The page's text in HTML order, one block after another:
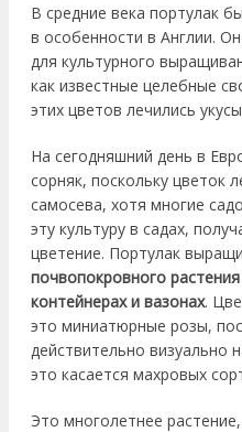
В средние века портулак
в особенности в Англии.
для культурного
как известные целебные
этих цветов лечились
На сегодняшний день в
сорняк, поскольку цветок
самосева, хотя многие
эту культуру в садах,
цветение. Портулак
почвопокровного
контейнерах и вазонах.
это миниатюрные розы,
действительно визуально
это касается махровых
Это многолетнее